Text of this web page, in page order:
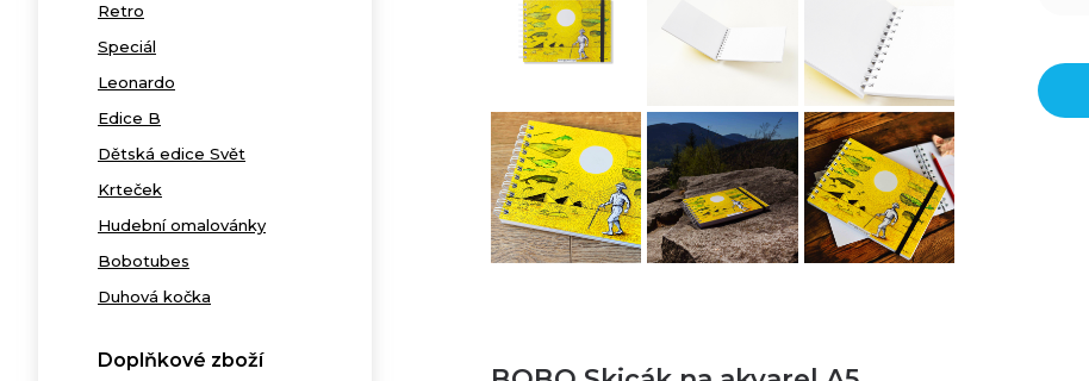
Retro
Speciál
Leonardo
Edice B
Dětská edice Svět
Krteček
Hudební omalovánky
Bobotubes
Duhová kočka
Doplňkové zboží